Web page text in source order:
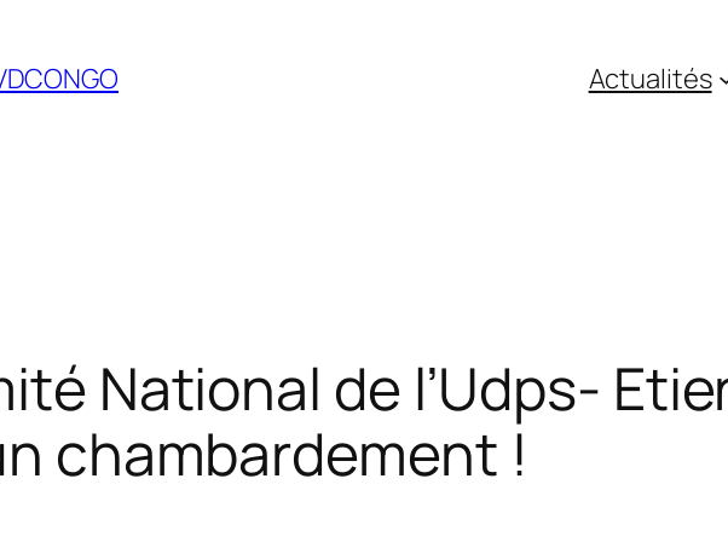
Actualités
National de l’Udps-
chambardement !